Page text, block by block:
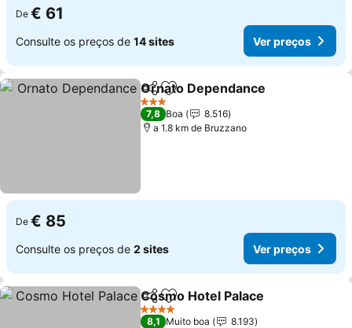
De € 61
Consulte os preços de 14 sites Ver preços
PartilharAdicionar aos favoritos
Ornato Dependance
3 Estrelas
7,8 Boa
8.516
a 1.8 km de Bruzzano
De € 85
Consulte os preços de 2 sites Ver preços
PartilharAdicionar aos favoritos
Cosmo Hotel Palace
4 Estrelas
8,1 Muito boa
8.193